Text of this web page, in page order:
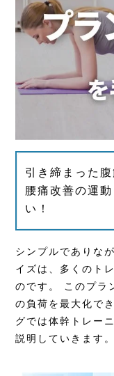
引き締まった
腰痛改善の運
い！
シンプルでありな
イズは、多くのト
のです。 このプラ
の負荷を最大化で
グでは体幹トレー
説明していきます。